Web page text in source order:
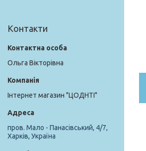
Контакти
Ольга Вікторівна
Інтернет магазин "ЦОДНТІ"
пров. Мало - Панасівський, 4/7,
Харків, Україна